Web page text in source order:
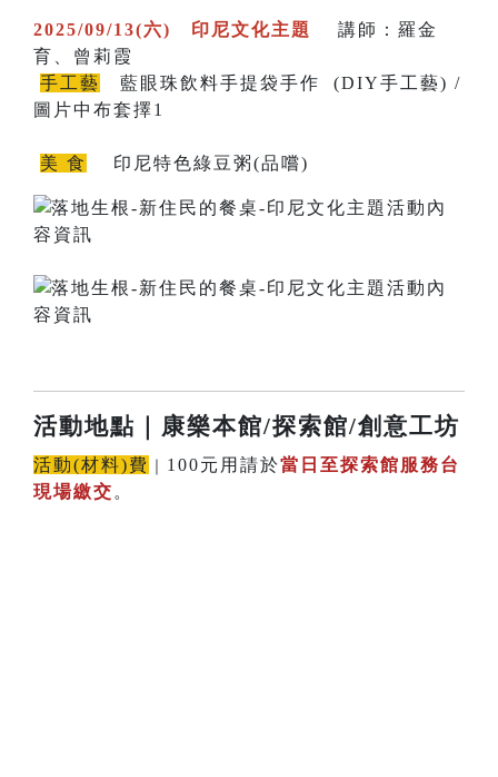
2025/09/13(六) 印尼文化主題
講師：羅金
育、曾莉霞
手工藝
藍眼珠飲料手提袋手作 (DIY手工藝) /
圖片中布套擇1
美 食 印尼特色綠豆粥(品嚐)
活動地點 ｜康樂本館/探索館/創意工坊
活動(材料)費 100元用請於當日至探索館服務台
現場繳交 。